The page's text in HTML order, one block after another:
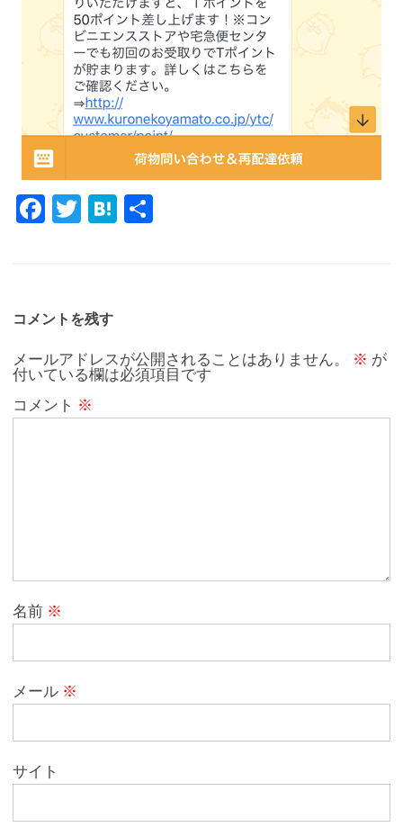
Fa
o
o
k
T
r
H
コメントを残す
メールアドレスが公開されることはありません。 ※ が
付いている欄は必須項目です
コメント ※
名前 ※
メール ※
サイト